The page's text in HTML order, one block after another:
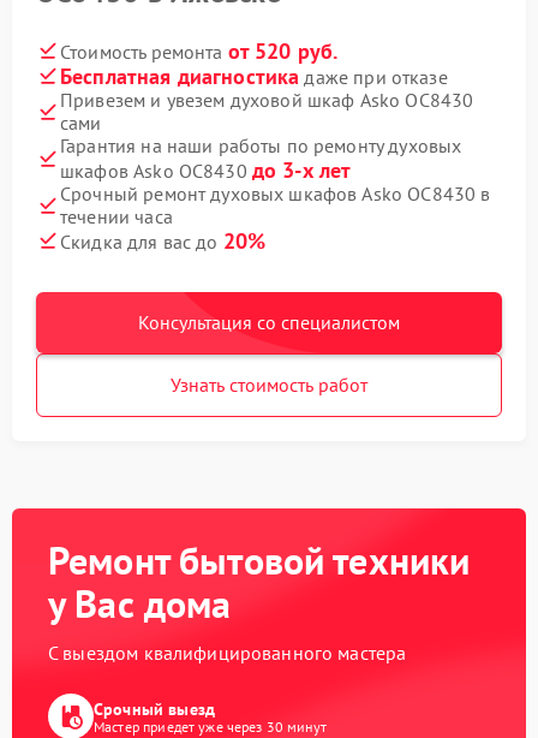
Стоимость ремонта от 520 руб.
Бесплатная диагностика даже при отказе
Привезем и увезем духовой шкаф Asko OC8430
сами
Гарантия на наши работы по ремонту духовых
шкафов Asko OC8430 до 3-х лет
Срочный ремонт духовых шкафов Asko OC8430 в
течении часа
Скидка для вас до 20%
Консультация со специалистом
Узнать стоимость работ
Ремонт бытовой техники
у Вас дома
С выездом квалифицированного мастера
Срочный выезд
Мастер приедет уже через 30 минут